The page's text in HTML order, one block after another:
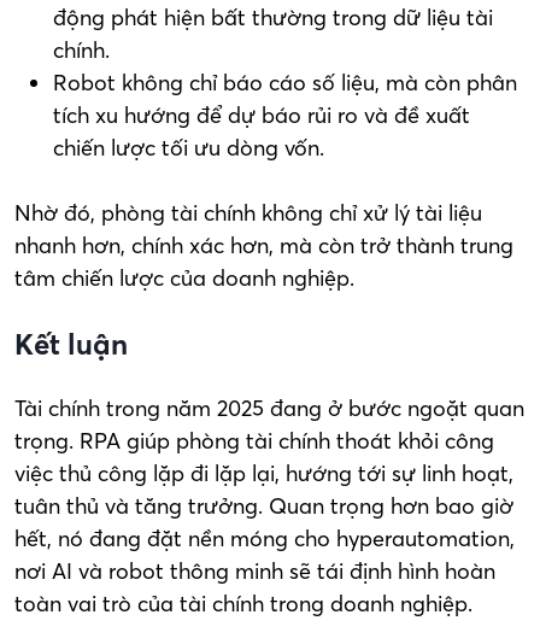
động phát hiện bất thường trong dữ liệu tài
chính.
Robot không chỉ báo cáo số liệu, mà còn phân
tích xu hướng để dự báo rủi ro và đề xuất
chiến lược tối ưu dòng vốn.
Nhờ đó, phòng tài chính không chỉ xử lý tài liệu
nhanh hơn, chính xác hơn, mà còn trở thành trung
tâm chiến lược của doanh nghiệp.
Kết luận
Tài chính trong năm 2025 đang ở bước ngoặt quan
trọng. RPA giúp phòng tài chính thoát khỏi công
việc thủ công lặp đi lặp lại, hướng tới sự linh hoạt,
tuân thủ và tăng trưởng. Quan trọng hơn bao giờ
hết, nó đang đặt nền móng cho hyperautomation,
nơi AI và robot thông minh sẽ tái định hình hoàn
toàn vai trò của tài chính trong doanh nghiệp.